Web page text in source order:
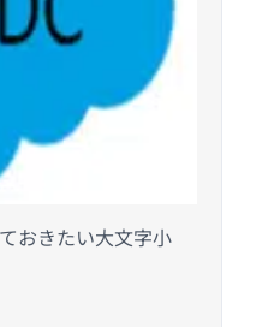
おきたい大文字小